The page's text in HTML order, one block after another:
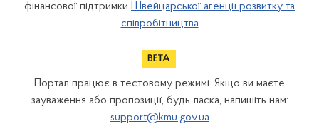
фінансової підтримки Швейцарської агенції розвитку та
співробітництва
Портал працює в тестовому режимі. Якщо ви маєте
зауваження або пропозиції, будь ласка, напишіть нам:
support@kmu.gov.ua